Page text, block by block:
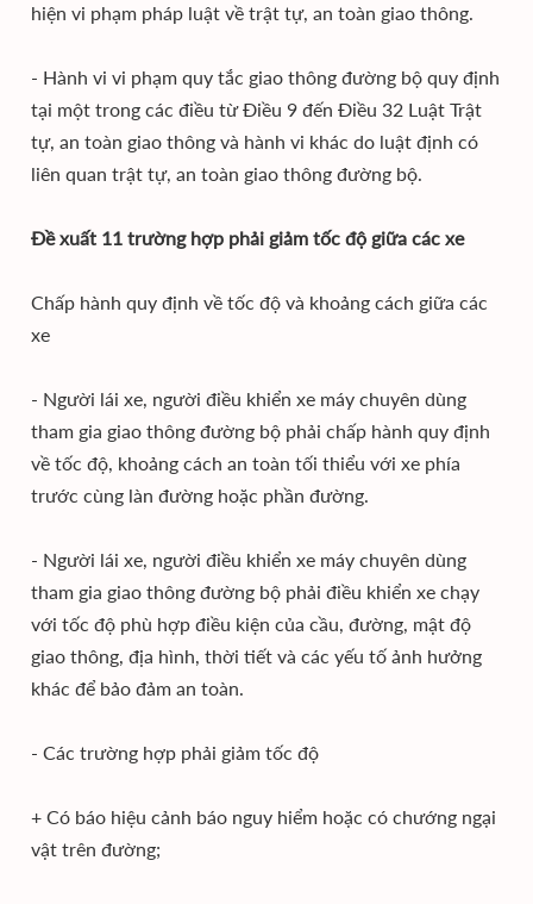
hiện vi phạm pháp luật về trật tự, an toàn giao thông.
- Hành vi vi phạm quy tắc giao thông đường bộ quy định
tại một trong các điều từ Điều 9 đến Điều 32 Luật Trật
tự, an toàn giao thông và hành vi khác do luật định có
liên quan trật tự, an toàn giao thông đường bộ.
Đề xuất 11 trường hợp phải giảm tốc độ giữa các xe
Chấp hành quy định về tốc độ và khoảng cách giữa các
xe
- Người lái xe, người điều khiển xe máy chuyên dùng
tham gia giao thông đường bộ phải chấp hành quy định
về tốc độ, khoảng cách an toàn tối thiểu với xe phía
trước cùng làn đường hoặc phần đường.
- Người lái xe, người điều khiển xe máy chuyên dùng
tham gia giao thông đường bộ phải điều khiển xe chạy
với tốc độ phù hợp điều kiện của cầu, đường, mật độ
giao thông, địa hình, thời tiết và các yếu tố ảnh hưởng
khác để bảo đảm an toàn.
- Các trường hợp phải giảm tốc độ
+ Có báo hiệu cảnh báo nguy hiểm hoặc có chướng ngại
vật trên đường;